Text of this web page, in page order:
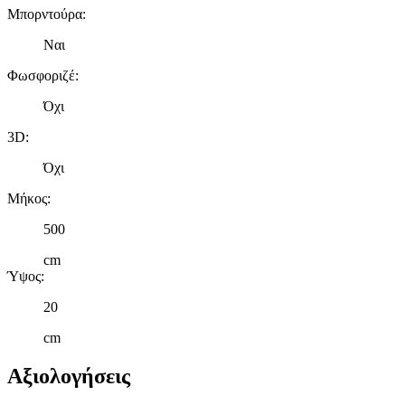
Μπορντούρα:
Ναι
Φωσφοριζέ:
Όχι
3D:
Όχι
Μήκος:
500
cm
Ύψος:
20
cm
Αξιολογήσεις